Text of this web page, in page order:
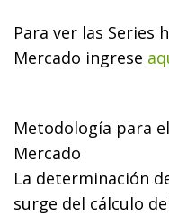
Para ver las Series
Mercado ingrese
Metodología para
Mercado
La determinación
surge del cálculo